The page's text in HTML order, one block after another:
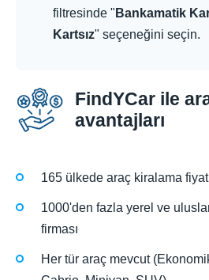
filtresinde " Bankamatik
Kartsız" seçeneğini seçin.
FindYCar ile
avantajları
165 ülkede araç kiralama
1000'den fazla yerel ve
firması
Her tür araç mevcut